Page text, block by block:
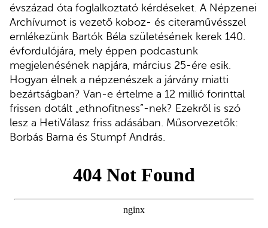
évszázad óta foglalkoztató kérdéseket. A Népzenei
Archívumot is vezető koboz- és citeraművésszel
emlékezünk Bartók Béla születésének kerek 140.
évfordulójára, mely éppen podcastunk
megjelenésének napjára, március 25-ére esik.
Hogyan élnek a népzenészek a járvány miatti
bezártságban? Van-e értelme a 12 millió forinttal
frissen dotált „ethnofitness”-nek? Ezekről is szó
lesz a HetiVálasz friss adásában. Műsorvezetők:
Borbás Barna és Stumpf András.